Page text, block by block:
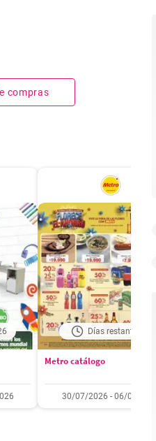
compras
Días restantes: 1
Metro catálogo
30/07/2026 - 06/08/2026